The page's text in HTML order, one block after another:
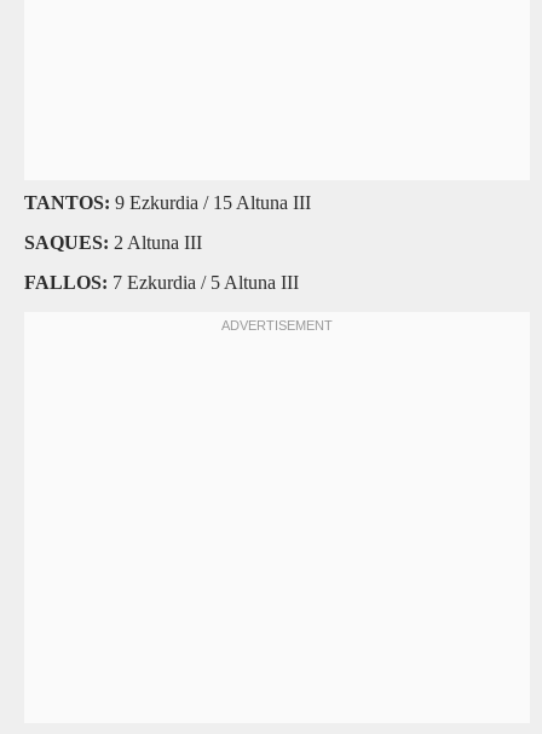
TANTOS: 9 Ezkurdia / 15 Altuna III
SAQUES: 2 Altuna III
FALLOS: 7 Ezkurdia / 5 Altuna III